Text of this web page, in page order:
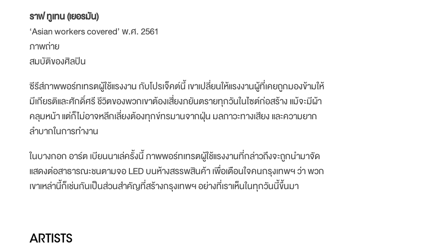
ราฟ ทูเทน (เยอรมัน)
‘Asian workers covered’ พ.ศ. 2561
ภาพถ่าย
สมบัติของศิลปิน
ซีรีส์ภาพพอร์ทเทรตผู้ใช้แรงงาน กับโปรเจ็คต์นี้ เขาเปลี่ยนให้แรงงานผู้ที่เคยถูกมองข้ามให้
มีเกียรติและศักดิ์ศรี ชีวิตของพวกเขาต้องเสี่ยงภยันตรายทุกวันในไซต์ก่อสร้าง แม้จะมีผ้า
คลุมหน้า แต่ก็ไม่อาจหลีกเลี่ยงต้องทุกข์ทรมานจากฝุ่น มลภาวะทางเสียง และความยาก
ลำบากในการทำงาน
ในบางกอก อาร์ต เบียนนาเล่ครั้งนี้ ภาพพอร์ทเทรตผู้ใช้แรงงานที่กล่าวถึงจะถูกนำมาจัด
แสดงต่อสาธารณะชนตามจอ LED บนห้างสรรพสินค้า เพื่อเตือนใจคนกรุงเทพฯ ว่า พวก
เขาเหล่านี้ก็เช่นกันเป็นส่วนสำคัญที่สร้างกรุงเทพฯ อย่างที่เราเห็นในทุกวันนี้ขึ้นมา
ARTISTS